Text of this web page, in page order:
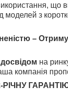
що
моделей з
–
на
компанія
РІЧНУ